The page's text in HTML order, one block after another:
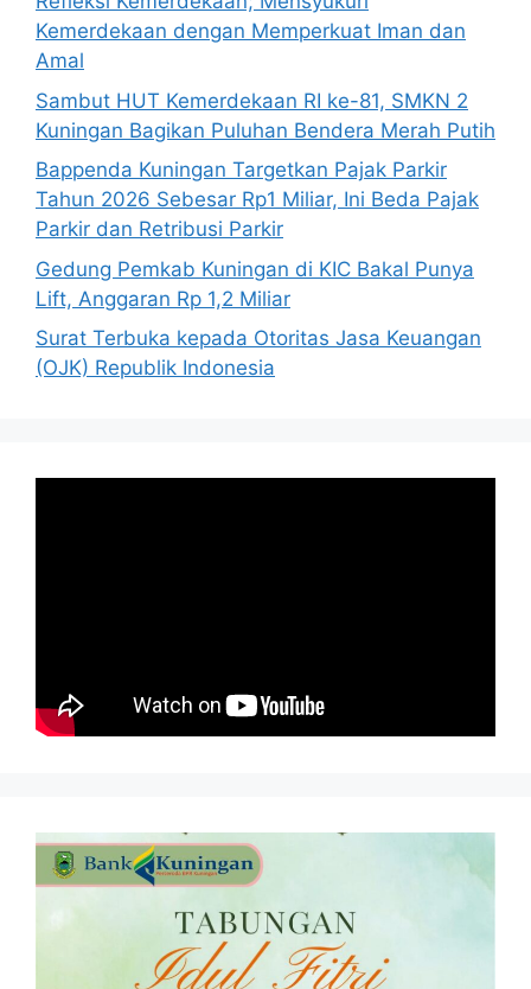
Kemerdekaan dengan Memperkuat Iman dan
Amal
Sambut HUT Kemerdekaan RI ke-81, SMKN 2
Kuningan Bagikan Puluhan Bendera Merah Putih
Bappenda Kuningan Targetkan Pajak Parkir
Tahun 2026 Sebesar Rp1 Miliar, Ini Beda Pajak
Parkir dan Retribusi Parkir
Gedung Pemkab Kuningan di KIC Bakal Punya
Lift, Anggaran Rp 1,2 Miliar
Surat Terbuka kepada Otoritas Jasa Keuangan
(OJK) Republik Indonesia